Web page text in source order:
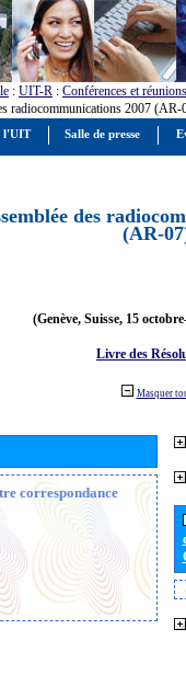
: UIT-R : Conférences et réunions
radiocommunications 2007 (AR-
des
(AR-
(Genève, Suisse, 15
Livre des
Masquer
correspondance
l'UIT Salle de presse